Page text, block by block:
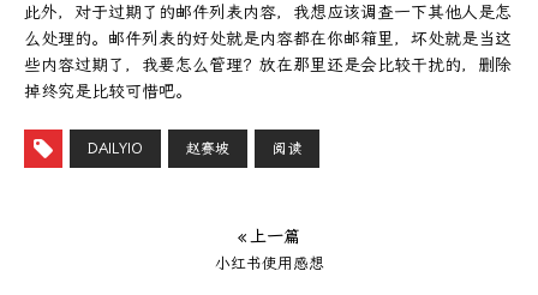
此外，对于过期了的邮件列表内容，我想应该调查一下其他人是怎
么处理的。邮件列表的好处就是内容都在你邮箱里，坏处就是当这
些内容过期了，我要怎么管理？放在那里还是会比较干扰的，删除
掉终究是比较可惜吧。
DAILYIO 赵赛坡 阅读
« 上一篇
小红书使用感想